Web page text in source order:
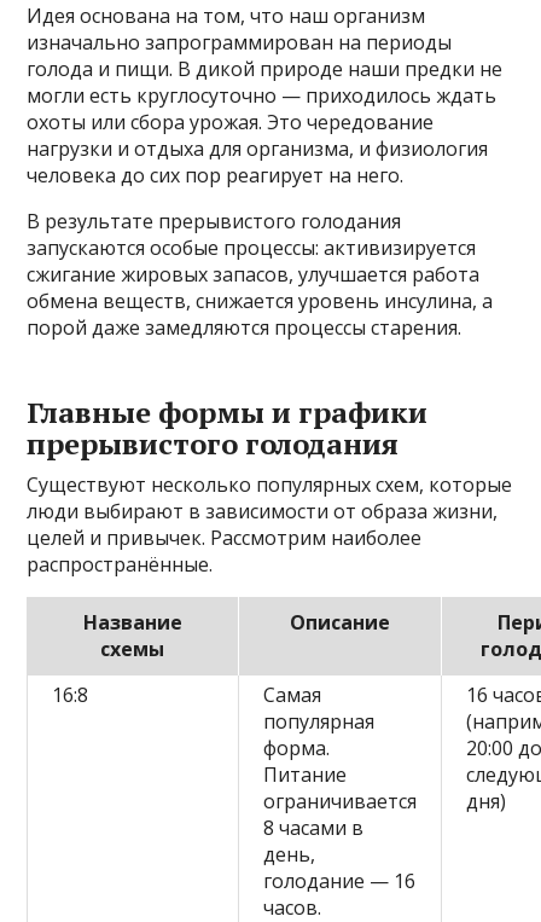
Идея основана на том, что наш организм
изначально запрограммирован на периоды
голода и пищи. В дикой природе наши предки не
могли есть круглосуточно — приходилось ждать
охоты или сбора урожая. Это чередование
нагрузки и отдыха для организма, и физиология
человека до сих пор реагирует на него.
В результате прерывистого голодания
запускаются особые процессы: активизируется
сжигание жировых запасов, улучшается работа
обмена веществ, снижается уровень инсулина, а
порой даже замедляются процессы старения.
Главные формы и графики
прерывистого голодания
Существуют несколько популярных схем, которые
люди выбирают в зависимости от образа жизни,
целей и привычек. Рассмотрим наиболее
распространённые.
Название
схемы
Описание
16:8
Самая
популярная
форма.
Питание
ограничивается
8 часами в
день,
голодание — 16
часов.
16
20:00
дня)